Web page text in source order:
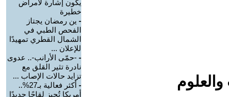
يكون إشارة لأمراض
خطيرة
- ين رمضان يجتاز
الفحص الطبي في
الشمال القطري تمهيدًا
للإعلان ...
- -حمّى الأرانب-.. عدوى
نادرة تثير القلق مع
تزايد حالات الإصاب ...
-
أكثر فعالية بـ27%..
أمريكا تُجيز لقاحًا جديدًا